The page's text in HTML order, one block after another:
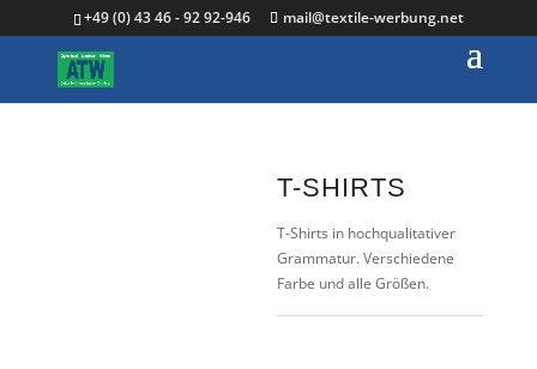
+49 (0) 43 46 - 92 92-946 mail@textile-werbung.net
T-SHIRTS
T-Shirts in hochqualitativer
Grammatur. Verschiedene
Farbe und alle Größen.